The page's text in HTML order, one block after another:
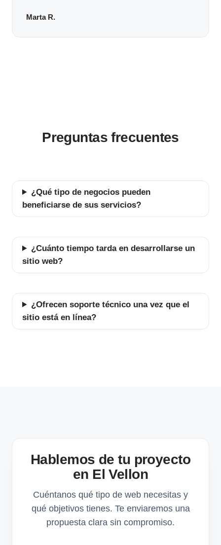
Marta R.
Preguntas frecuentes
¿Qué tipo de negocios pueden
beneficiarse de sus servicios?
¿Cuánto tiempo tarda en desarrollarse un
sitio web?
¿Ofrecen soporte técnico una vez que el
sitio está en línea?
Hablemos de tu proyecto
en El Vellon
Cuéntanos qué tipo de web necesitas y
qué objetivos tienes. Te enviaremos una
propuesta clara sin compromiso.